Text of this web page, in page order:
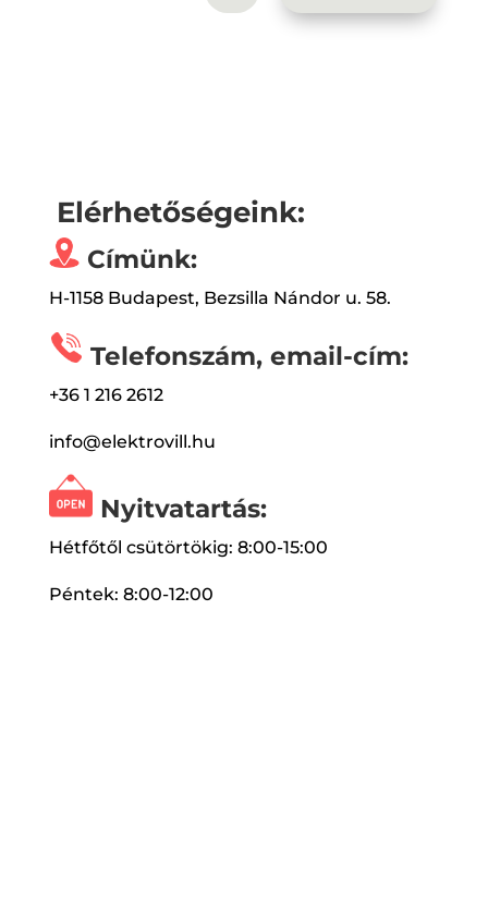
Elérhetőségeink:
Címünk:
H-1158 Budapest, Bezsilla Nándor u. 58.
Telefonszám, email-cím:
+36 1 216 2612
info@elektrovill.hu
Nyitvatartás:
Hétfőtől csütörtökig: 8:00-15:00
Péntek: 8:00-12:00